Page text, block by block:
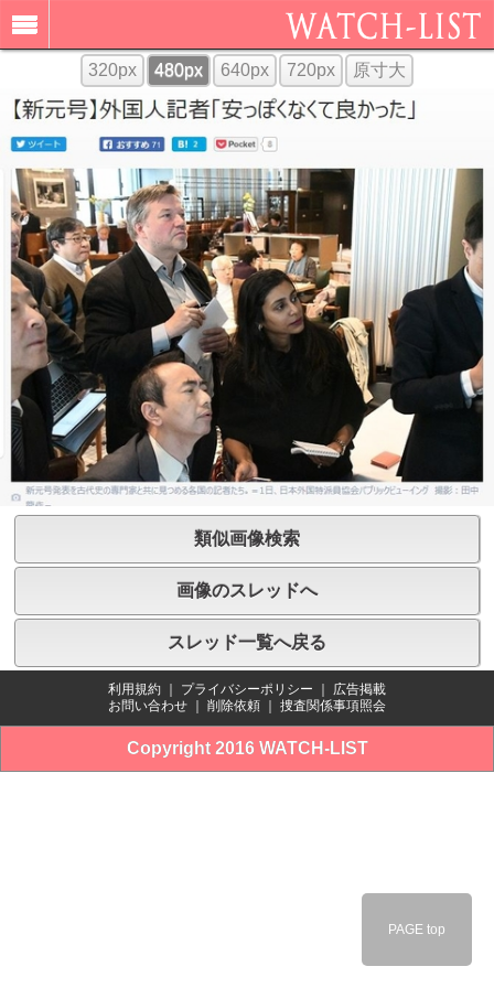
320px 480px 640px 720px 原寸大
類似画像検索
画像のスレッドへ
スレッド一覧へ戻る
利用規約 プライバシーポリシー
広告掲載
お問い合わせ
削除依頼 捜査関係事項照会
Copyright 2016 WATCH-LIST
PAGE top